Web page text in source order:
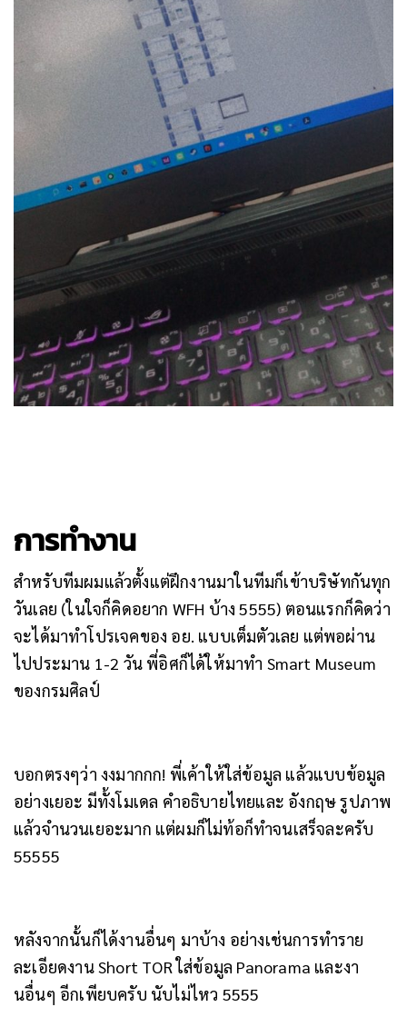
การทำงาน
สำหรับทีมผมแล้วตั้งแต่ฝึกงานมาในทีมก็เข้าบริษัทกันทุก
วันเลย (ในใจก็คิดอยาก WFH บ้าง 5555) ตอนแรกก็คิดว่า
จะได้มาทำโปรเจคของ อย. แบบเต็มตัวเลย แต่พอผ่าน
ไปประมาน 1-2 วัน พี่อิศก็ได้ให้มาทำ Smart Museum
ของกรมศิลป์
บอกตรงๆว่า งงมากกก! พี่เค้าให้ใส่ข้อมูล แล้วแบบข้อมูล
อย่างเยอะ มีทั้งโมเดล คำอธิบายไทยและ อังกฤษ รูปภาพ
แล้วจำนวนเยอะมาก แต่ผมก็ไม่ท้อก็ทำจนเสร็จละครับ
55555
หลังจากนั้นก็ได้งานอื่นๆ มาบ้าง อย่างเช่นการทำราย
ละเอียดงาน Short TOR ใส่ข้อมูล Panorama และงา
นอื่นๆ อีกเพียบครับ นับไม่ไหว 5555